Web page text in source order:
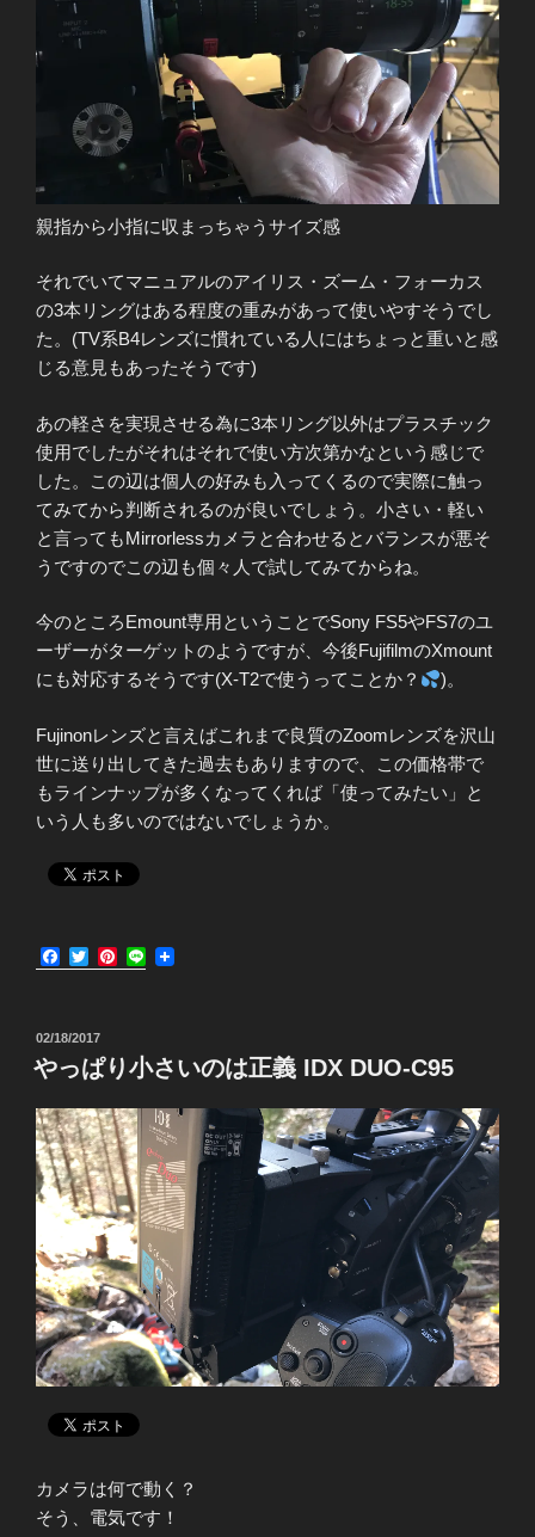
親指から小指に収まっちゃうサイズ感
それでいてマニュアルのアイリス・ズーム・フォーカス
の3本リングはある程度の重みがあって使いやすそうでし
た。(TV系B4レンズに慣れている人にはちょっと重いと感
じる意見もあったそうです)
あの軽さを実現させる為に3本リング以外はプラスチック
使用でしたがそれはそれで使い方次第かなという感じで
した。この辺は個人の好みも入ってくるので実際に触っ
てみてから判断されるのが良いでしょう。小さい・軽い
と言ってもMirrorlessカメラと合わせるとバランスが悪そ
うですのでこの辺も個々人で試してみてからね。
今のところEmount専用ということでSony FS5やFS7のユ
ーザーがターゲットのようですが、今後FujifilmのXmount
にも対応するそうです(X-T2で使うってことか？
)。
Fujinonレンズと言えばこれまで良質のZoomレンズを沢山
世に送り出してきた過去もありますので、この価格帯で
もラインナップが多くなってくれば「使ってみたい」と
いう人も多いのではないでしょうか。
F
a
b
o
T
w
t
r
P
i
e
t
L
投
稿
日:
02/18/2017
やっぱり小さいのは正義 IDX DUO-C95
カメラは何で動く？
そう、電気です！